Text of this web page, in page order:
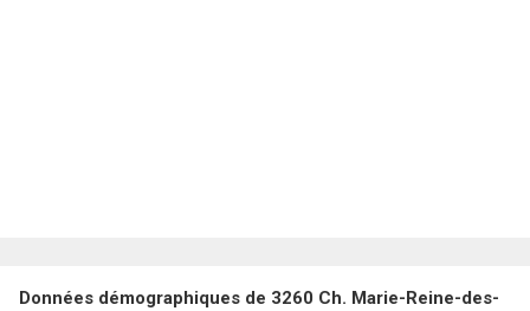
Données démographiques de 3260 Ch. Marie-Reine-des-